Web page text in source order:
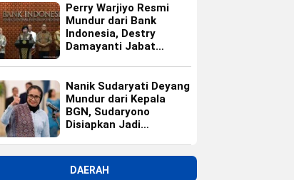
Perry Warjiyo Resmi
Mundur dari Bank
Indonesia, Destry
Damayanti Jabat
Nanik Sudaryati Deyang
Mundur dari Kepala
BGN, Sudaryono
Disiapkan Jadi
DAERAH